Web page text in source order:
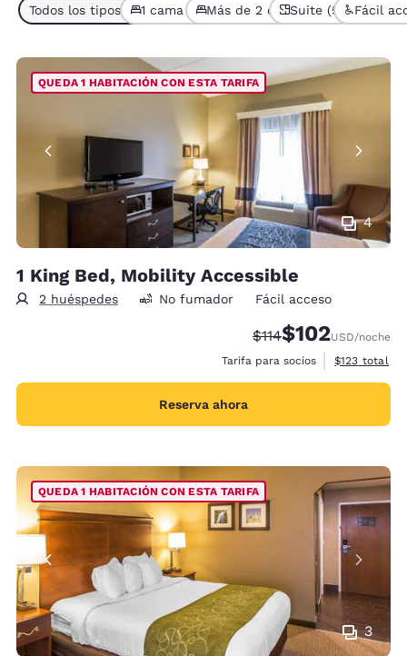
Todos los tipos de habitaciones (7)
1 cama (5)Más de 2 camas (2)
Suite (5) Fácil
4
QUEDA 1 HABITACIÓN CON ESTA TARIFA
1 King Bed, Mobility Accessible
2 huéspedes No fumador Fácil acceso
Tarifa tachada:
$114Tarifa reducida:
$102USD/noche
Tarifa para socios
Ver detalles
$123 total
Reserva ahora
3
QUEDA 1 HABITACIÓN CON ESTA TARIFA